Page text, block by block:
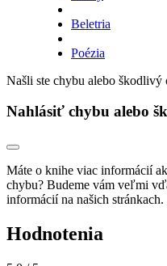
Beletria
Poézia
Našli ste chybu alebo škodlivý
Nahlásiť chybu alebo
Máte o knihe viac informácií
chybu? Budeme vám veľmi
informácií na našich stránkach.
Hodnotenia